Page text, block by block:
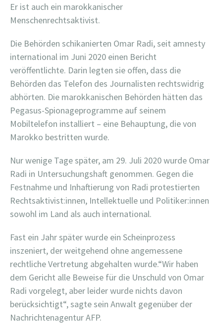
Er ist auch ein marokkanischer
Menschenrechtsaktivist.
Die Behörden schikanierten Omar Radi, seit amnesty
international im Juni 2020 einen Bericht
veröffentlichte. Darin legten sie offen, dass die
Behörden das Telefon des Journalisten rechtswidrig
abhörten. Die marokkanischen Behörden hätten das
Pegasus-Spionageprogramme auf seinem
Mobiltelefon installiert – eine Behauptung, die von
Marokko bestritten wurde.
Nur wenige Tage später, am 29. Juli 2020 wurde Omar
Radi in Untersuchungshaft genommen. Gegen die
Festnahme und Inhaftierung von Radi protestierten
Rechtsaktivist:innen, Intellektuelle und Politiker:innen
sowohl im Land als auch international.
Fast ein Jahr später wurde ein Scheinprozess
inszeniert, der weitgehend ohne angemessene
rechtliche Vertretung abgehalten wurde.“Wir haben
dem Gericht alle Beweise für die Unschuld von Omar
Radi vorgelegt, aber leider wurde nichts davon
berücksichtigt“, sagte sein Anwalt gegenüber der
Nachrichtenagentur AFP.